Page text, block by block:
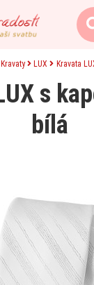
Kravaty LUX Kravata
s
bílá